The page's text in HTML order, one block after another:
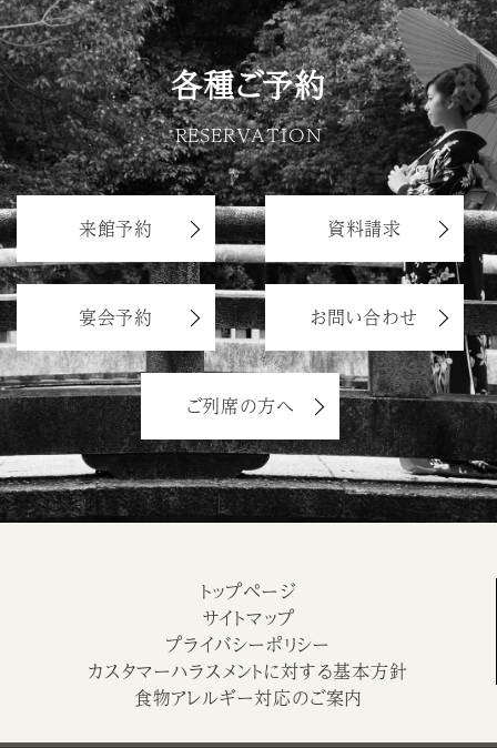
各種ご予約
RESERVATION
来館予約 資料請求
宴会予約 お問い合わせ
ご列席の方へ
トップページ
サイトマップ
プライバシーポリシー
カスタマーハラスメントに対する基本方針
食物アレルギー対応のご案内